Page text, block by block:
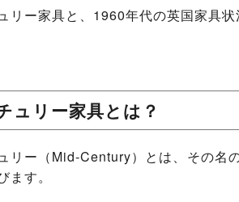
リー家具と、1960年代の英国家具状
ュリー家具とは？
リー（Mid‐Century）とは、その名
ます。